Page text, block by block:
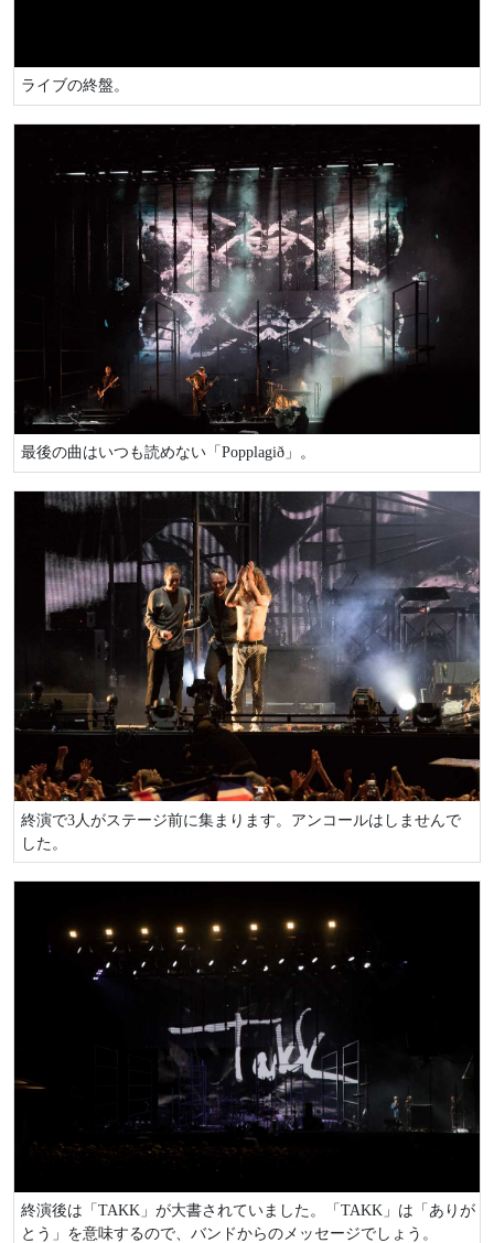
ライブの終盤。
最後の曲はいつも読めない「Popplagið」。
終演で3人がステージ前に集まります。アンコールはしませんで
した。
終演後は「TAKK」が大書されていました。「TAKK」は「ありが
とう」を意味するので、バンドからのメッセージでしょう。